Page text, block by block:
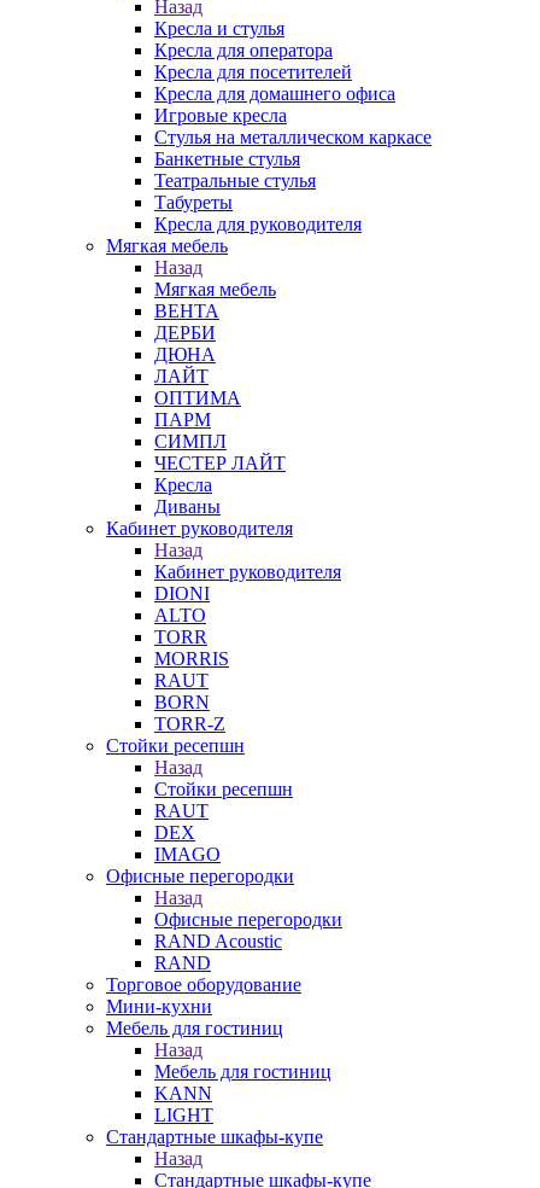
Назад
Кресла и стулья
Кресла для оператора
Кресла для посетителей
Кресла для домашнего офиса
Игровые кресла
Стулья на металлическом каркасе
Банкетные стулья
Театральные стулья
Табуреты
Кресла для руководителя
Мягкая мебель
Назад
Мягкая мебель
ВЕНТА
ДЕРБИ
ДЮНА
ЛАЙТ
ОПТИМА
ПАРМ
СИМПЛ
ЧЕСТЕР ЛАЙТ
Кресла
Диваны
Кабинет руководителя
Назад
Кабинет руководителя
DIONI
ALTO
TORR
MORRIS
RAUT
BORN
TORR-Z
Стойки ресепшн
Назад
Стойки ресепшн
RAUT
DEX
IMAGO
Офисные перегородки
Назад
Офисные перегородки
RAND Acoustic
RAND
Торговое оборудование
Мини-кухни
Мебель для гостиниц
Назад
Мебель для гостиниц
KANN
LIGHT
Стандартные шкафы-купе
Назад
Стандартные шкафы-купе